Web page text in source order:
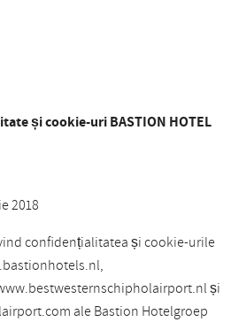
și cookie-uri BASTION HOTEL
2018
confidențialitatea și cookie-urile
și
ale Bastion Hotelgroep